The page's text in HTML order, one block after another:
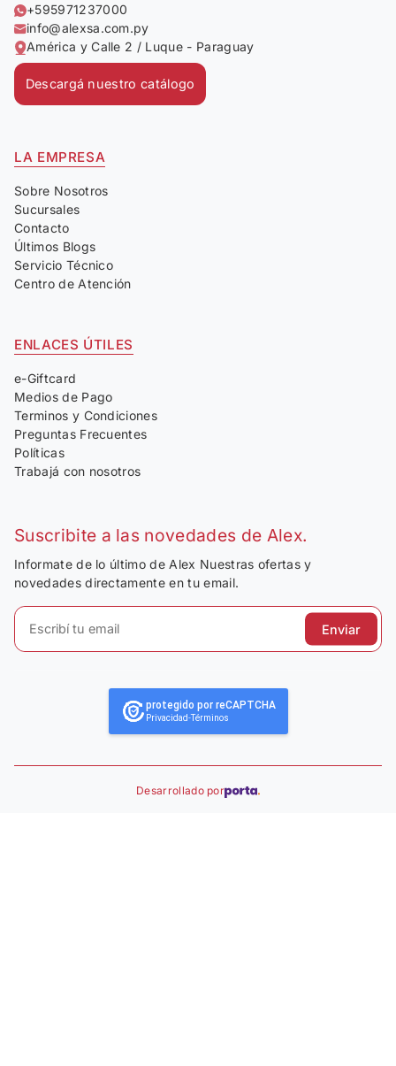
+595971237000
info@alexsa.com.py
América y Calle 2 / Luque - Paraguay
Descargá nuestro catálogo
LA EMPRESA
Sobre Nosotros
Sucursales
Contacto
Últimos Blogs
Servicio Técnico
Centro de Atención
ENLACES ÚTILES
e-Giftcard
Medios de Pago
Terminos y Condiciones
Preguntas Frecuentes
Políticas
Trabajá con nosotros
Suscribite a las novedades de Alex.
Informate de lo último de Alex Nuestras ofertas y
novedades directamente en tu email.
Enviar
protegido por reCAPTCHA
Privacidad-Términos
Desarrollado por